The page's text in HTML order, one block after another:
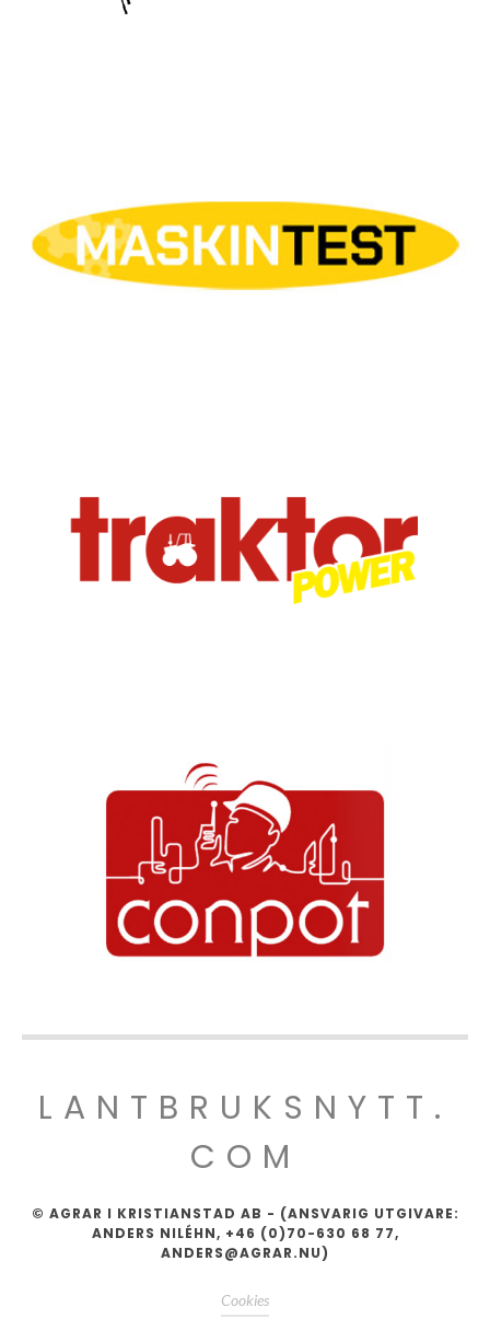
LANTBRUKSNYTT.
COM
© AGRAR I KRISTIANSTAD AB - (ANSVARIG UTGIVARE:
ANDERS NILÉHN, +46 (0)70-630 68 77,
ANDERS@AGRAR.NU)
Cookies